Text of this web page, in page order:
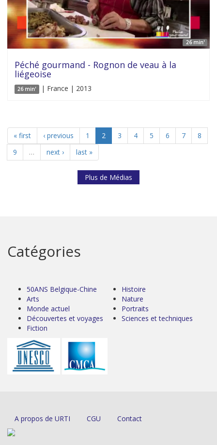
26 min'
Péché gourmand - Rognon de veau à la
liégeoise
26 min' | France | 2013
« first ‹ previous 1 2 3 4 5 6 7
8
9
… next › last »
Plus de Médias
Catégories
50ANS Belgique-Chine
Arts
Monde actuel
Découvertes et voyages
Fiction
Histoire
Nature
Portraits
Sciences et techniques
A propos de URTI CGU Contact